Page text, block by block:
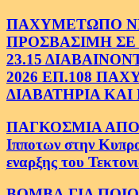
ΠΑΧΥΜΕΤΩΠΟ
ΠΡΟΣΒΑΣΙΜΗ
23.15
2026 ΕΠ.108
ΔΙΑΒΑΤΗΡΙΑ
ΠΑΓΚΟΣΜΙΑ
Ιπποτων στην
εναρξης του